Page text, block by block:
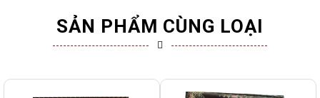
SẢN PHẨM CÙNG LOẠI